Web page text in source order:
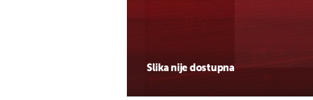
Slika nije dostupna